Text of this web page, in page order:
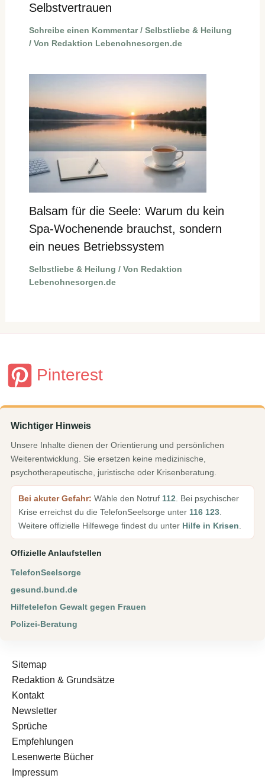
Selbstvertrauen
Schreibe einen Kommentar / Selbstliebe & Heilung
/ Von Redaktion Lebenohnesorgen.de
Balsam für die Seele: Warum du kein
Spa-Wochenende brauchst, sondern
ein neues Betriebssystem
Selbstliebe & Heilung / Von Redaktion
Lebenohnesorgen.de
Pinterest
Wichtiger Hinweis
Unsere Inhalte dienen der Orientierung und persönlichen
Weiterentwicklung. Sie ersetzen keine medizinische,
psychotherapeutische, juristische oder Krisenberatung.
Bei akuter Gefahr: Wähle den Notruf 112 . Bei psychischer
Krise erreichst du die TelefonSeelsorge unter 116 123
Weitere offizielle Hilfewege findest du unter Hilfe in Krisen
Offizielle Anlaufstellen
TelefonSeelsorge
gesund.bund.de
Hilfetelefon Gewalt gegen Frauen
Polizei-Beratung
Sitemap
Redaktion & Grundsätze
Kontakt
Newsletter
Sprüche
Empfehlungen
Lesenwerte Bücher
Impressum